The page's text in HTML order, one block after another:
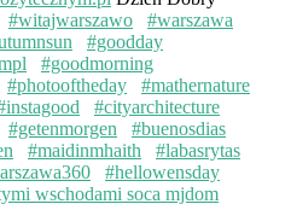
#witajwarszawo
#warszawa
#goodday
#goodmorning
#photooftheday
#mathernature
#cityarchitecture
#getenmorgen
#buenosdias
#maidinmhaith
#labasrytas
#hellowensday